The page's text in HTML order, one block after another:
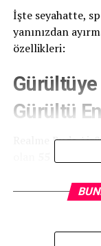
İşte seyahatte,
yanınızdan
özellikleri:
Gürültü
Realme Buds
55 dB
kapsayan bu
zeka destekli